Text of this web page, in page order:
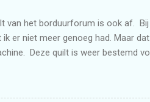
van het borduurforum is ook af.
er niet meer genoeg had. Maar
Deze quilt is weer bestemd